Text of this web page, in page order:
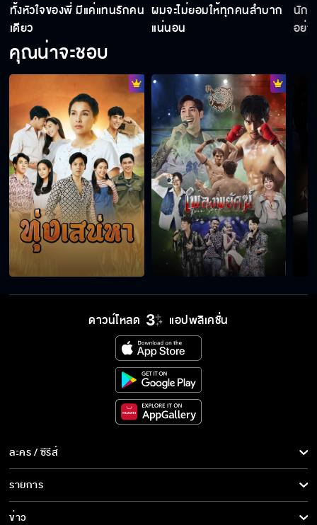
ทั้งหัวใจของพี่ มีแค่แทนรักคน
เดียว
ผมจะไม่ยอมให้ทุกคนลำบาก
แน่นอน
นักสู้
อย่า
คุณน่าจะชอบ
ดาวน์โหลด แอปพลิเคชั่น
ละคร / ซีรีส์
ละคร/ซีรีส์
ซีรีส์นานาชาติ
รายการ
รายการทั้งหมด
ข่าว